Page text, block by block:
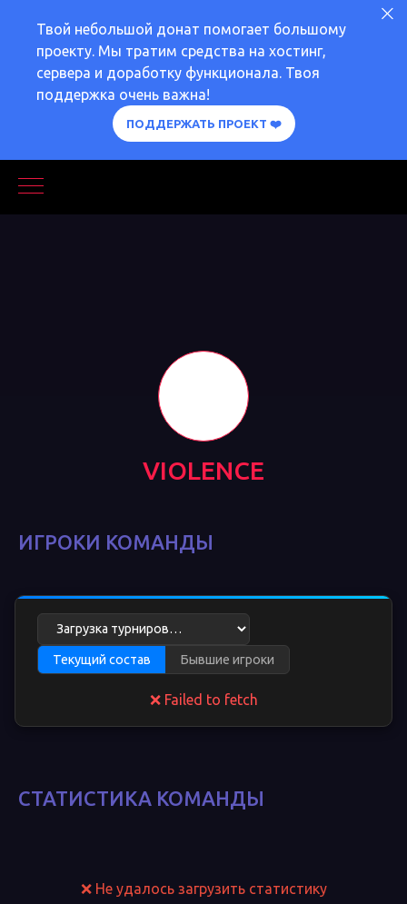
Твой небольшой донат помогает большому
проекту. Мы тратим средства на хостинг,
сервера и доработку функционала. Твоя
поддержка очень важна!
ПОДДЕРЖАТЬ ПРОЕКТ ❤️
VIOLENCE
ИГРОКИ КОМАНДЫ
Текущий состав Бывшие игроки
❌ Failed to fetch
СТАТИСТИКА КОМАНДЫ
❌ Не удалось загрузить статистику